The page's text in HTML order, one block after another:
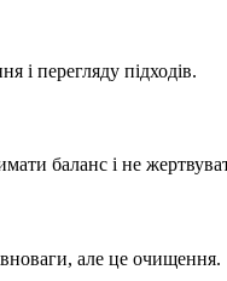
і перегляду підходів.
баланс і не
але це очищення.